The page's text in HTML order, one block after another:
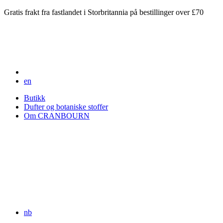
Gratis frakt fra fastlandet i Storbritannia på bestillinger over £70
en
Butikk
Dufter og botaniske stoffer
Om CRANBOURN
nb